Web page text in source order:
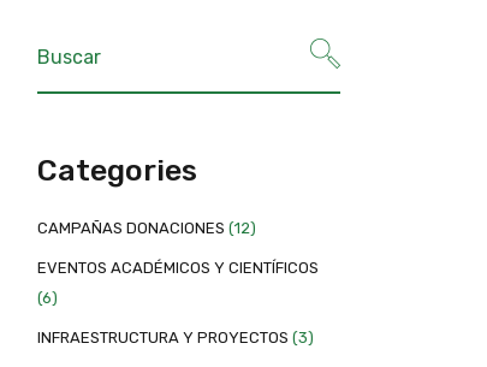
Categories
CAMPAÑAS DONACIONES (12)
EVENTOS ACADÉMICOS Y CIENTÍFICOS
(6)
INFRAESTRUCTURA Y PROYECTOS (3)